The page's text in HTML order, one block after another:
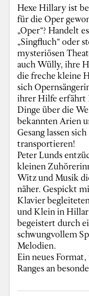
Hexe Hillary ist
für die Oper
„Oper“? Handelt
„Singfluch“ oder
mysteriösen
auch Wülly, ihre
die freche kleine
sich
ihrer Hilfe erfährt
Dinge über die
bekannten Arien
Gesang lassen
transportieren!
Peter Lunds
kleinen
Witz und Musik
näher. Gespickt
Klavier
und Klein in
begeistert durch
schwungvollem
Melodien.
Ein neues
Ranges an